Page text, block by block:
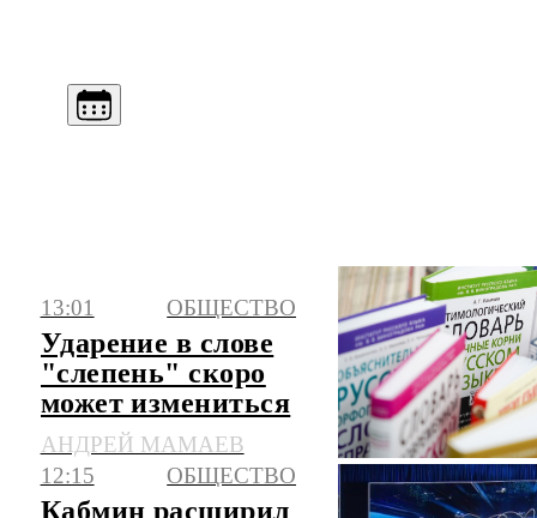
13:01 ОБЩЕСТВО
Ударение в слове
"слепень" скоро
может измениться
АНДРЕЙ МАМАЕВ
12:15
ОБЩЕСТВО
Кабмин расширил